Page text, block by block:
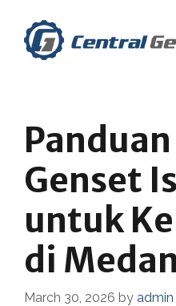
content
Genset
untuk
di Medan
March 30, 2026 by admin